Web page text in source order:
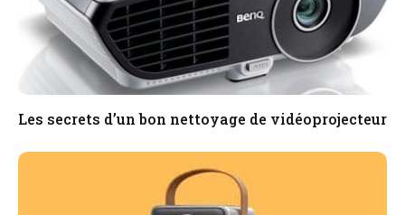
Les secrets d’un bon nettoyage de vidéoprojecteur